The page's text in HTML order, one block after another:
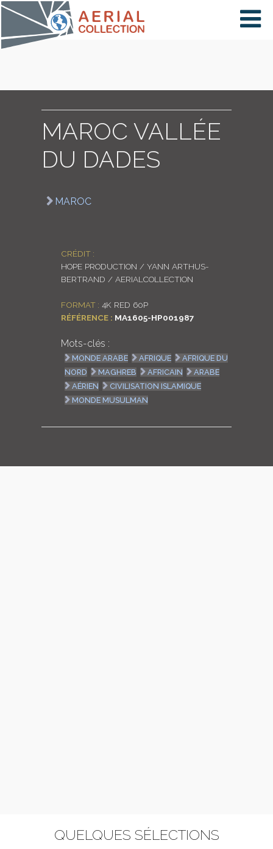
×
PAYS
ENGLISH
MAROC VALLÉE
DU DADES
MAROC
CRÉDIT :
HOPE PRODUCTION / YANN ARTHUS-
BERTRAND / AERIALCOLLECTION
FORMAT : 4K RED 60P
RÉFÉRENCE : MA1605-HP001987
Mots-clés :
MONDE ARABE AFRIQUE
AFRIQUE DU
NORD
MAGHREB AFRICAIN
ARABE
AÉRIEN
CIVILISATION ISLAMIQUE
MONDE MUSULMAN
QUELQUES SÉLECTIONS